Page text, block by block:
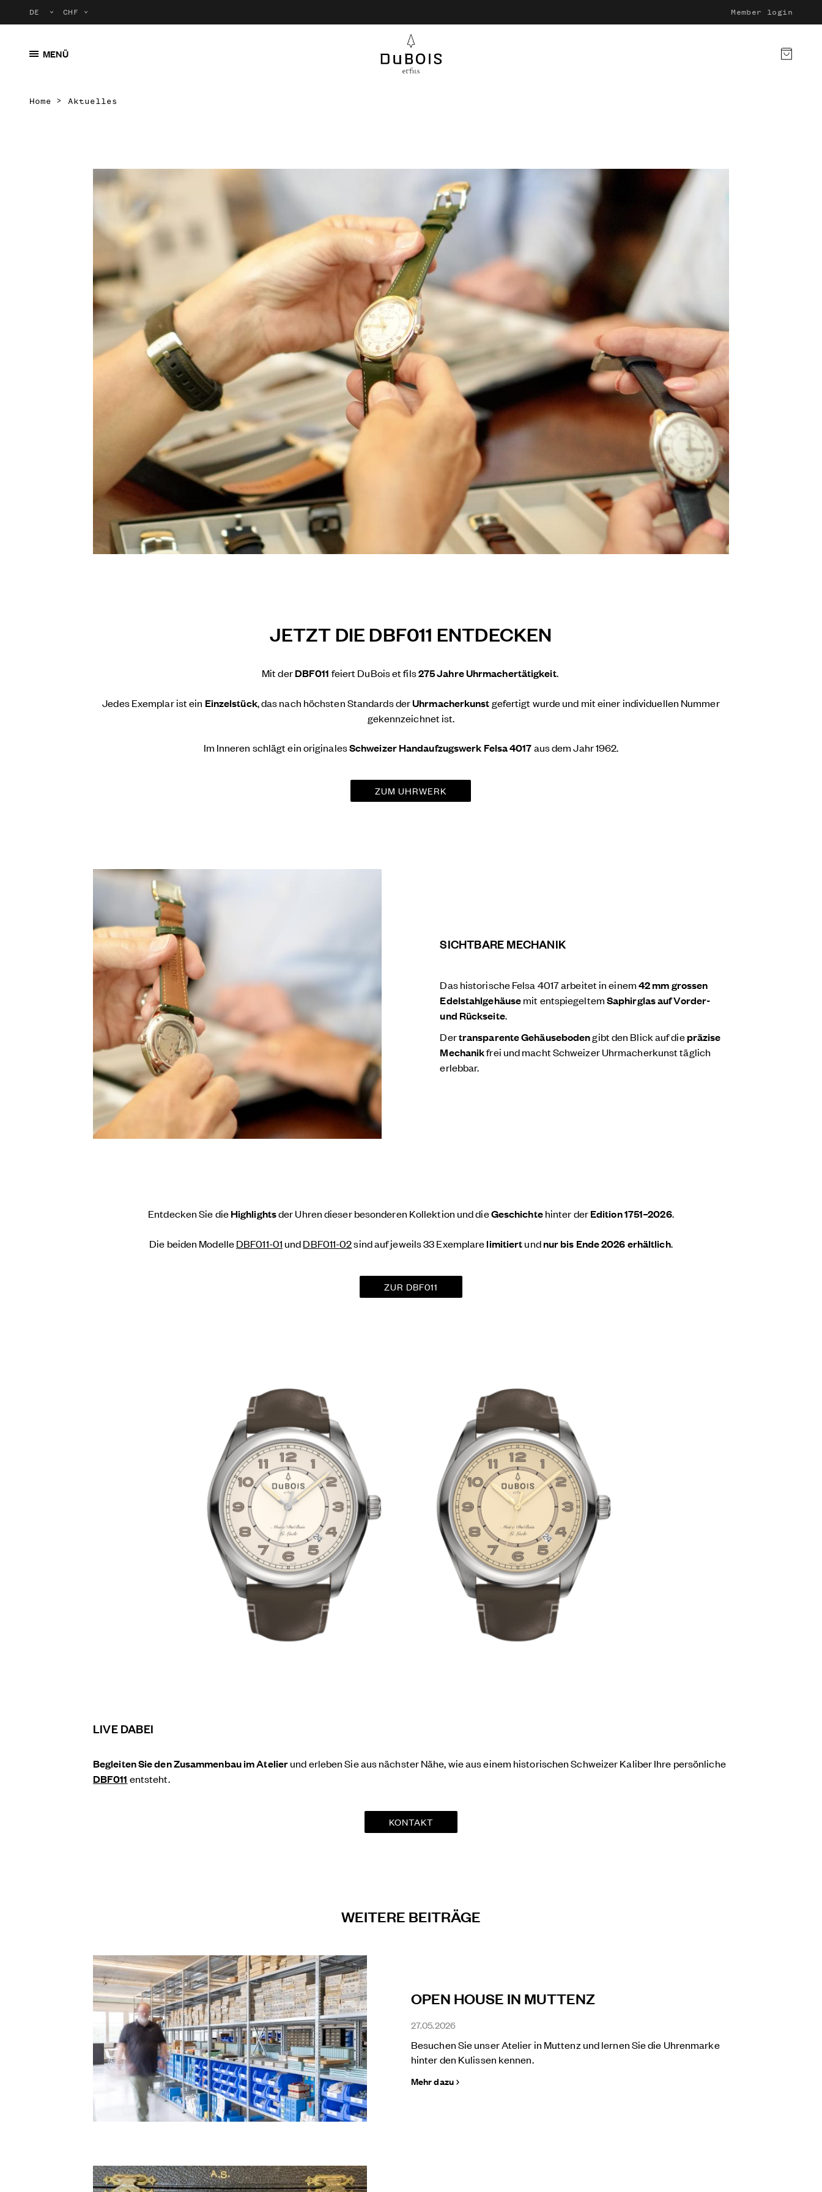
Member login
MENÜ
Home Aktuelles
JETZT DIE DBF011 ENTDECKEN
Mit derDBF011 feiert DuBois et fils275 Jahre Uhrmachertätigkeit.
Jedes Exemplar ist ein Einzelstück, das nach höchsten Standards derUhrmacherkunstgefertigt wurde und mit einer individuellen Nummer
gekennzeichnet ist.
Im Inneren schlägt ein originalesSchweizer Handaufzugswerk Felsa 4017aus dem Jahr 1962.
ZUM UHRWERK
SICHTBARE MECHANIK
Das historische Felsa 4017 arbeitet in einem42 mm grossen
Edelstahlgehäusemit entspiegeltemSaphirglas auf Vorder-
und Rückseite.
Dertransparente Gehäusebodengibt den Blick auf diepräzise
Mechanikfrei und macht Schweizer Uhrmacherkunst täglich
erlebbar.
Entdecken Sie dieHighlightsder Uhren dieser besonderen Kollektion und dieGeschichtehinter derEdition 1751–2026.
Die beiden ModelleDBF011-01 undDBF011-02sind auf jeweils 33 Exemplarelimitiertundnur bis Ende 2026 erhältlich.
ZUR DBF011
LIVE DABEI
Begleiten Sie den Zusammenbauim Atelierund erleben Sie aus nächster Nähe, wie aus einem historischen Schweizer Kaliber Ihre persönliche
DBF011 entsteht.
KONTAKT
WEITERE BEITRÄGE
OPEN HOUSE IN MUTTENZ
27.05.2026
Besuchen Sie unser Atelier in Muttenz und lernen Sie die Uhrenmarke
hinter den Kulissen kennen.
Mehr dazu